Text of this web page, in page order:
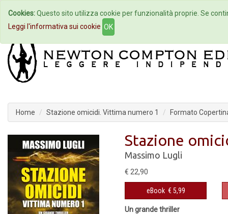
Home Autori Eventi
Home Stazione omicidi. Vittima numero 1 Formato
Stazione
Massimo Lugli
€ 22,90
eBook € 5,99
Un grande thriller
Cookies:Questo sito utilizza cookie per funzionalità proprie. Se
Leggi l'informativa sui cookie OK